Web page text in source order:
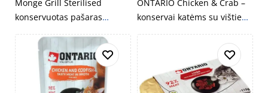
Monge Grill Sterilised
konservuotas pašaras
sterilizuotoms katėms su
veršiena 85g
ONTARIO Chicken & Crab –
konservai katėms su vištiena
ir krabais sultinyje, 80g